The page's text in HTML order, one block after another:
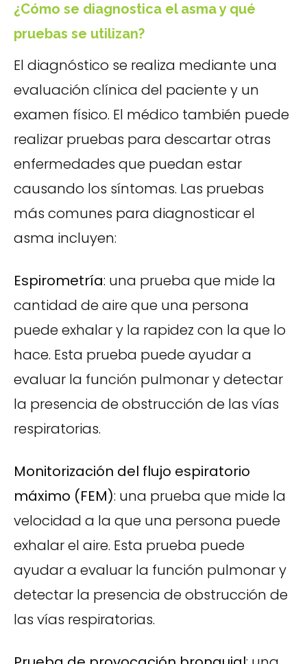
¿Cómo se diagnostica el asma y qué
pruebas se utilizan?
El diagnóstico se realiza mediante una
evaluación clínica del paciente y un
examen físico. El médico también puede
realizar pruebas para descartar otras
enfermedades que puedan estar
causando los síntomas. Las pruebas
más comunes para diagnosticar el
asma incluyen:
Espirometría: una prueba que mide la
cantidad de aire que una persona
puede exhalar y la rapidez con la que lo
hace. Esta prueba puede ayudar a
evaluar la función pulmonar y detectar
la presencia de obstrucción de las vías
respiratorias.
Monitorización del flujo espiratorio
máximo (FEM): una prueba que mide la
velocidad a la que una persona puede
exhalar el aire. Esta prueba puede
ayudar a evaluar la función pulmonar y
detectar la presencia de obstrucción de
las vías respiratorias.